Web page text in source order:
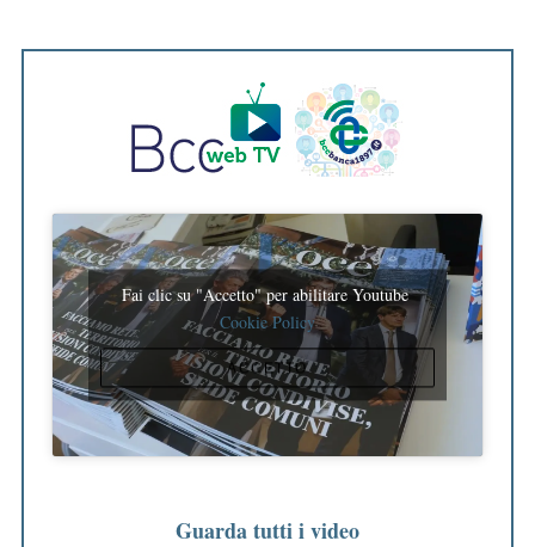
Fai clic su "Accetto" per abilitare Youtube
Cookie Policy
ACCETTO
Guarda tutti i video